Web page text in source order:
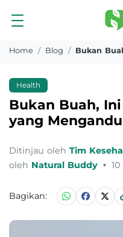
Home Blog
Health
Bukan Buah,
yang
Ditinjau oleh Tim
oleh Natural Buddy •
Bagikan: